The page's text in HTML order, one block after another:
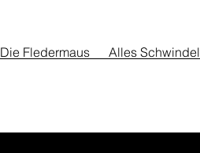
Die Fledermaus Alles Schwindel